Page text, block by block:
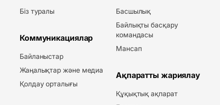
Біз туралы
Коммуникациялар
Байланыстар
Жаңалықтар және медиа
Қолдау орталығы
Басшылық
Байлықты басқару
командасы
Мансап
Ақпаратты жариялау
Құқықтық ақпарат